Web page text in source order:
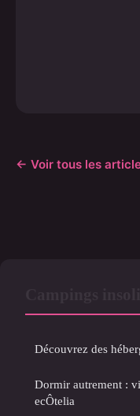
← Voir tous les
Découvrez des
Dormir autrement :
ecÔtelia